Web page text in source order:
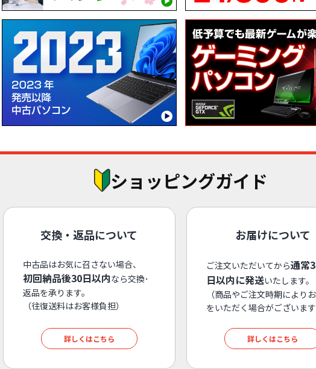
ショッピングガイド
交換・返品について
中古品はお気に召さない場合、
初回納品後30日以内なら交換･
返品を承ります。
（往復送料はお客様負担）
詳しくはこちら
お届けについて
ご注文いただいてから通常
日以内に発送いたします。
（商品やご注文時期により
をいただく場合がございま
詳しくはこちら